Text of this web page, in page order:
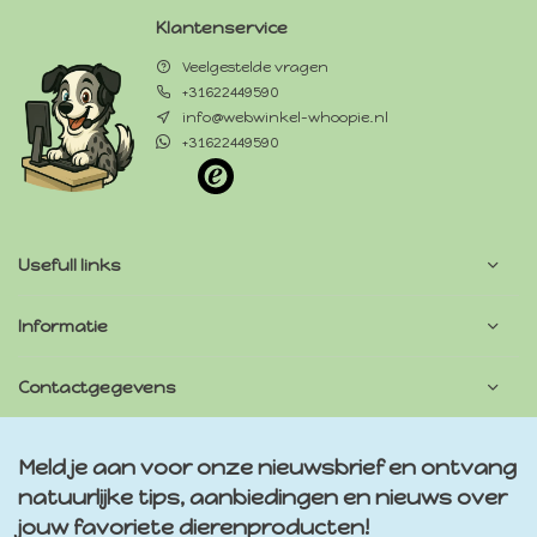
Klantenservice
Veelgestelde vragen
+31622449590
info@webwinkel-whoopie.nl
+31622449590
Usefull links
Informatie
Contactgegevens
Meld je aan voor onze nieuwsbrief en ontvang
natuurlijke tips, aanbiedingen en nieuws over
jouw favoriete dierenproducten!